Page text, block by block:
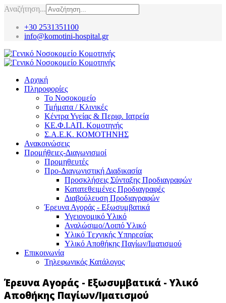
Αναζήτηση...
+30 2531351100
info@komotini-hospital.gr
Αρχική
Πληροφορίες
Το Νοσοκομείο
Τμήματα / Κλινικές
Κέντρα Υγείας & Περιφ. Ιατρεία
ΚΕ.Φ.Ι.ΑΠ. Κομοτηνής
Σ.Α.Ε.Κ. ΚΟΜΟΤΗΝΗΣ
Ανακοινώσεις
Προμήθειες-Διαγωνισμοί
Προμηθευτές
Προ-Διαγωνιστική Διαδικασία
Προσκλήσεις Σύνταξης Προδιαγραφών
Κατατεθειμένες Προδιαγραφές
Διαβούλευση Προδιαγραφών
Έρευνα Αγοράς - Εξωσυμβατικά
Υγειονομικό Υλικό
Αναλώσιμο/Λοιπό Υλικό
Υλικό Tεχνικής Yπηρεσίας
Υλικό Αποθήκης Παγίων/Ιματισμού
Επικοινωνία
Τηλεφωνικός Κατάλογος
Έρευνα Αγοράς - Εξωσυμβατικά - Υλικό
Αποθήκης Παγίων/Ιματισμού